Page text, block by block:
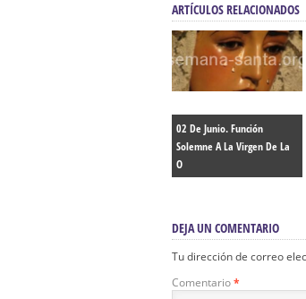
ARTÍCULOS RELACIONADOS
02 De Junio. Función
Solemne A La Virgen De La
O
DEJA UN COMENTARIO
Tu dirección de correo
Comentario*